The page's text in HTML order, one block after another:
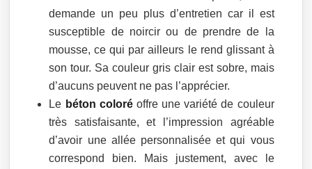
demande un peu plus d’entretien car il est
susceptible de noircir ou de prendre de la
mousse, ce qui par ailleurs le rend glissant à
son tour. Sa couleur gris clair est sobre, mais
d’aucuns peuvent ne pas l’apprécier.
Le béton coloréoffre une variété de couleur
très satisfaisante, et l’impression agréable
d’avoir une allée personnalisée et qui vous
correspond bien. Mais justement, avec le